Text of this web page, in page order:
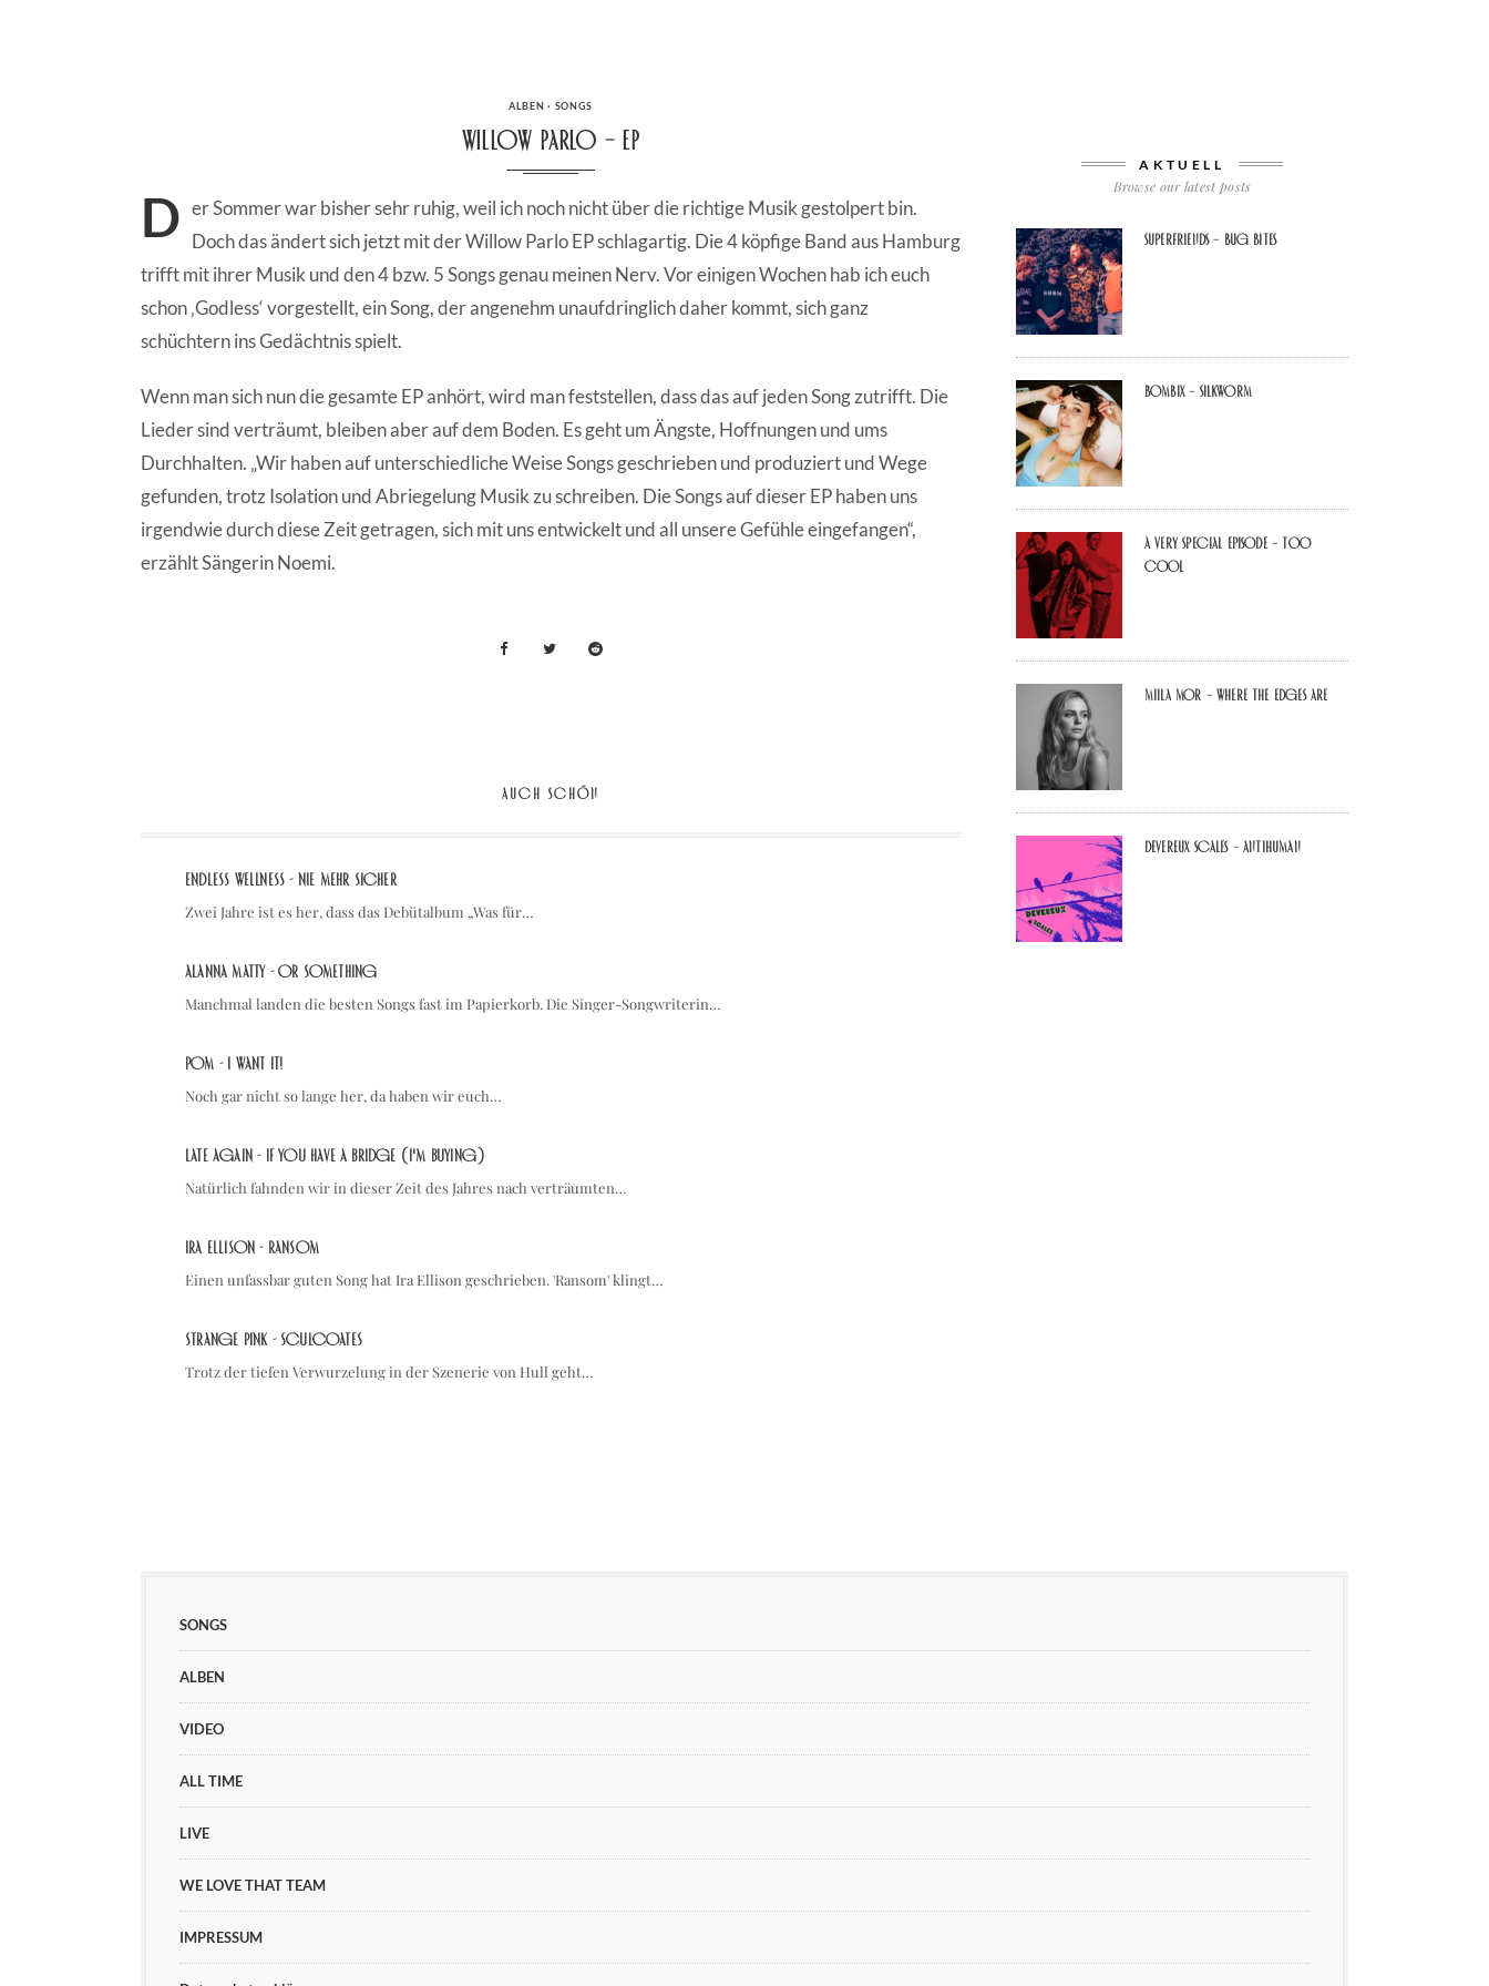
CATEGORIES
ALBEN · SONGS
Willow Parlo – EP
D er Sommer war bisher sehr ruhig, weil ich noch nicht über die richtige Musik gestolpert bin.
Doch das ändert sich jetzt mit der Willow Parlo EP schlagartig. Die 4 köpfige Band aus Hamburg
trifft mit ihrer Musik und den 4 bzw. 5 Songs genau meinen Nerv. Vor einigen Wochen hab ich euch
schon ‚Godless‘ vorgestellt, ein Song, der angenehm unaufdringlich daher kommt, sich ganz
schüchtern ins Gedächtnis spielt.
Wenn man sich nun die gesamte EP anhört, wird man feststellen, dass das auf jeden Song zutrifft. Die
Lieder sind verträumt, bleiben aber auf dem Boden. Es geht um Ängste, Hoffnungen und ums
Durchhalten. „Wir haben auf unterschiedliche Weise Songs geschrieben und produziert und Wege
gefunden, trotz Isolation und Abriegelung Musik zu schreiben. Die Songs auf dieser EP haben uns
irgendwie durch diese Zeit getragen, sich mit uns entwickelt und all unsere Gefühle eingefangen“,
erzählt Sängerin Noemi.
AUCH SCHÖN
Endless Wellness - Nie mehr sicher
Zwei Jahre ist es her, dass das Debütalbum „Was für…
Alanna Matty - Or Something
Manchmal landen die besten Songs fast im Papierkorb. Die Singer-Songwriterin…
POM - I WANT IT!
Noch gar nicht so lange her, da haben wir euch…
Late Again - If You Have A Bridge (I'm Buying)
Natürlich fahnden wir in dieser Zeit des Jahres nach verträumten…
Ira Ellison - Ransom
Einen unfassbar guten Song hat Ira Ellison geschrieben. 'Ransom' klingt…
Strange Pink - Sculcoates
Trotz der tiefen Verwurzelung in der Szenerie von Hull geht…
AKTUELL
Browse our latest posts
Superfriends – Bug Bites
Bombix – Silkworm
A Very Special Episode – Too
Cool
Miila Mor – Where The Edges Are
Devereux Scales – Antihuman
SONGS
ALBEN
VIDEO
ALL TIME
LIVE
WE LOVE THAT TEAM
IMPRESSUM